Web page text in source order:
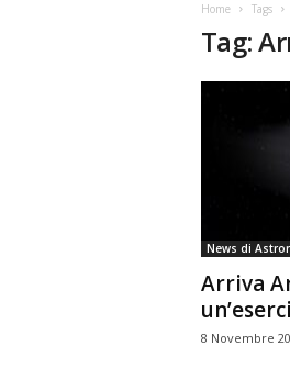
Home Tags
Tag:
News di
Arriva
8 Novembre